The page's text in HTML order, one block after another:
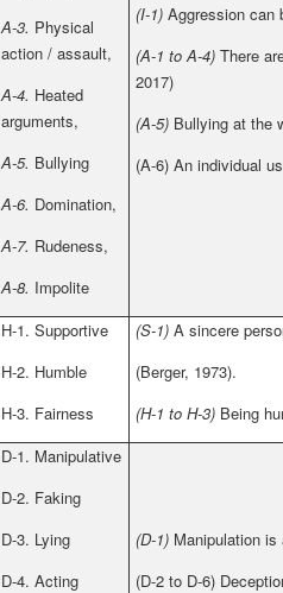
A-3. Physical
action / assault,
A-4. Heated
arguments,
A-5. Bullying
A-6. Domination,
A-7. Rudeness,
A-8. Impolite
(I-1) Aggression can
(A-1 to A-4) There
2017)
(A-5) Bullying at the
(A-6) An individual
H-1. Supportive
H-2. Humble
H-3. Fairness
(S-1) A sincere
(Berger, 1973).
(H-1 to H-3) Being
D-1. Manipulative
D-2. Faking
D-3. Lying
D-4. Acting
(D-1) Manipulation
(D-2 to D-6)